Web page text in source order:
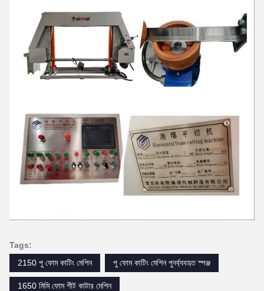
Tags:
2150 পু ফোম কাটিং মেশিন
পু ফোম কাটিং মেশিন পুনর্ব্যবহৃত স্পঞ্জ
1650 মিমি ফোম শীট কাটার মেশিন